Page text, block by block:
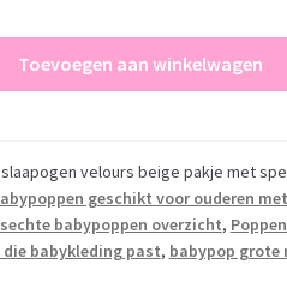
Toevoegen aan winkelwagen
velours beige pakje met
geschikt voor ouderen
babypoppen overzicht,
die babykleding past, babypop grote